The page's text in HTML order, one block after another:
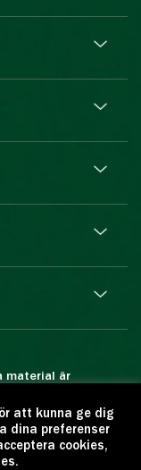
material är
förbjuden.
källan:
utgivare:
att kunna ge dig
dina preferenser
cookies,